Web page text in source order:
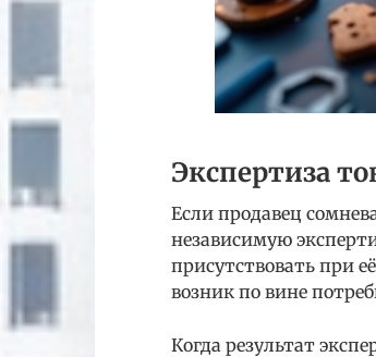
Экспертиза
Если продавец
независимую
присутствовать при
возник по вине
Когда результат